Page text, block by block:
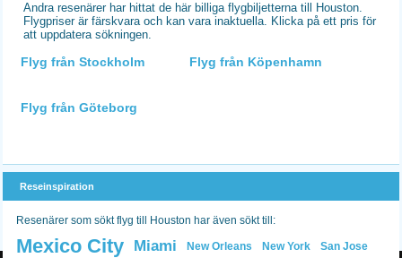
Andra resenärer har hittat de här billiga flygbiljetterna till Houston.
Flygpriser är färskvara och kan vara inaktuella. Klicka på ett pris för
att uppdatera sökningen.
Flyg från Stockholm Flyg från Köpenhamn
Flyg från Göteborg
Reseinspiration
Resenärer som sökt flyg till Houston har även sökt till:
Mexico City Miami New Orleans New York
San Jose